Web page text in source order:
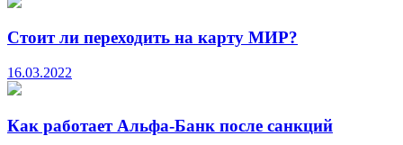
Стоит ли переходить на карту МИР?
16.03.2022
Как работает Альфа-Банк после санкций